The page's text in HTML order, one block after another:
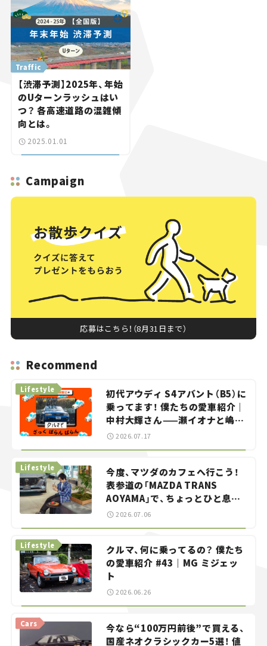
Traffic
【渋滞予測】2025年、年始
のUターンラッシュはい
つ？ 各高速道路の混雑傾
向とは。
2025.01.01
Campaign
応募はこちら！（8月31日まで）
Recommend
初代アウディ S4アバント（B5）に
乗ってます！ 僕たちの愛車紹介｜
中村大輝さん——瀬イオナと嶋田
智之の「クルマでざっくばらんば
Lifestyle
2026.07.17
今度、マツダのカフェへ行こう！
表参道の「MAZDA TRANS
AOYAMA」で、ちょっとひと息。
——連載｜CCGとクルマでどうす
Lifestyle
2026.07.06
クルマ、何に乗ってるの？ 僕たち
の愛車紹介 #43｜MG ミジェッ
ト
Lifestyle
2026.06.26
今なら“100万円前後”で買える、
国産ネオクラシックカー5選！ 値
Cars